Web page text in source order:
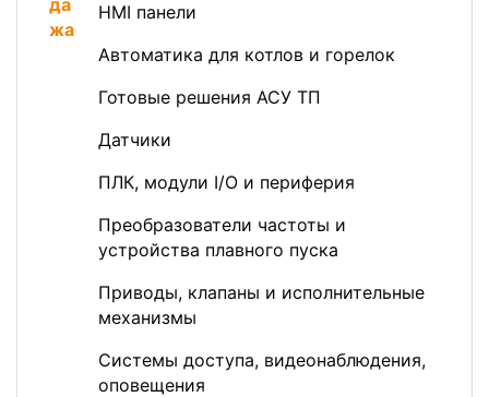
HMI панели
Автоматика для котлов и горелок
Готовые решения АСУ ТП
Датчики
ПЛК, модули I/O и периферия
Преобразователи частоты и
устройства плавного пуска
Приводы, клапаны и исполнительные
механизмы
Системы доступа, видеонаблюдения,
оповещения